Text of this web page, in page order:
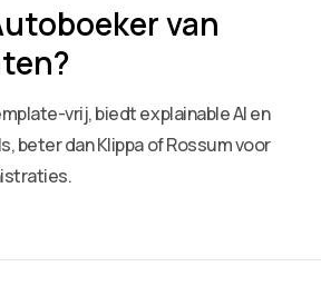
van
vrij, biedt explainable AI en
beter dan Klippa of Rossum voor